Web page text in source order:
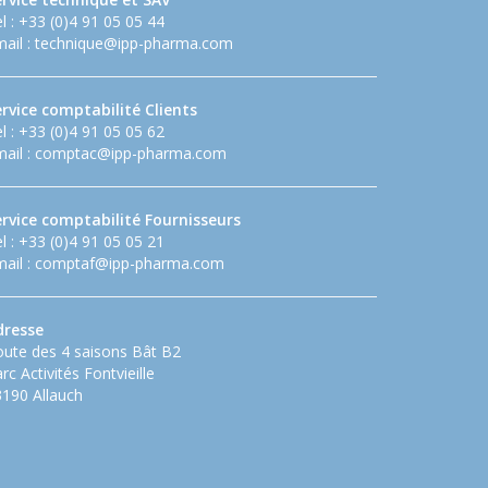
: +33 (0)4 91 05 05 44
: technique@ipp-pharma.com
comptabilité Clients
: +33 (0)4 91 05 05 62
: comptac@ipp-pharma.com
comptabilité Fournisseurs
: +33 (0)4 91 05 05 21
: comptaf@ipp-pharma.com
des 4 saisons Bât B2
Activités Fontvieille
Allauch